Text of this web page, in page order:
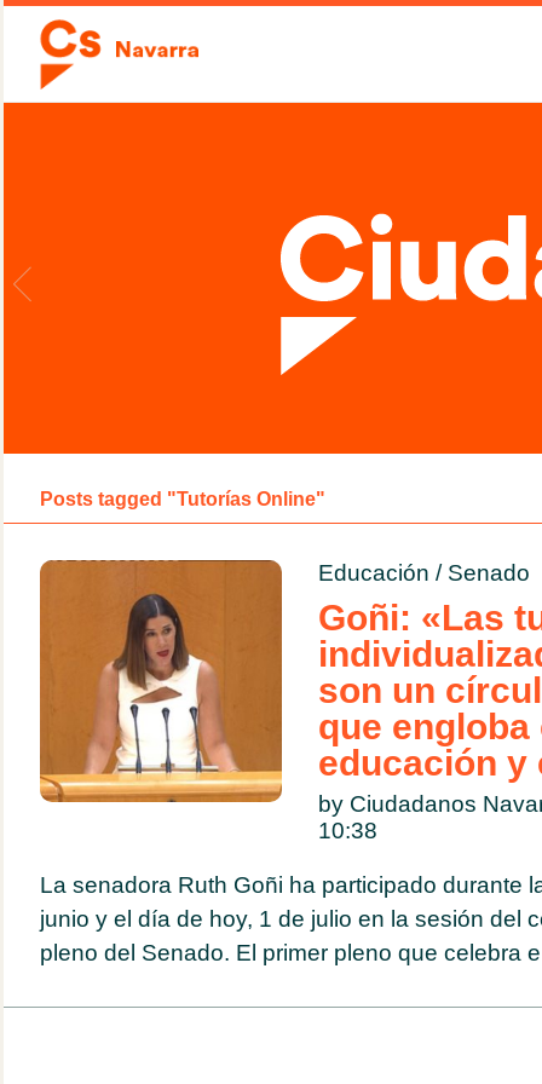
Posts tagged "Tutorías Online"
Educación / Senado
Goñi: «Las
son un
que engloba
educación y
by Ciudadanos
10:38
La senadora Ruth Goñi ha participado durante
junio y el día de hoy, 1 de julio en la sesión del
pleno del Senado. El primer pleno que celebra